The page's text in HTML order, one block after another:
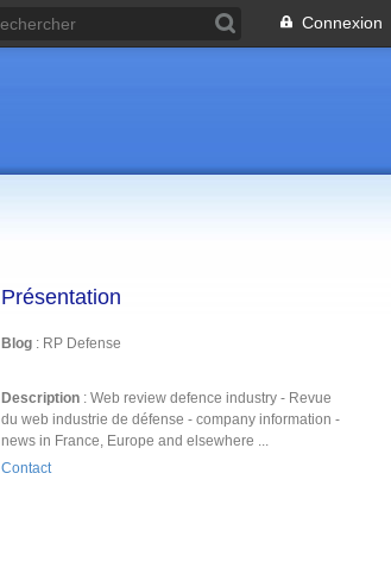
Connexion
Présentation
Blog : RP Defense
Description : Web review defence industry - Revue
du web industrie de défense - company information -
news in France, Europe and elsewhere ...
Contact